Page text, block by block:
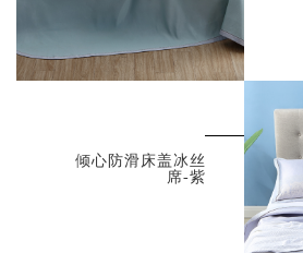
倾心防滑床盖冰丝
席-紫